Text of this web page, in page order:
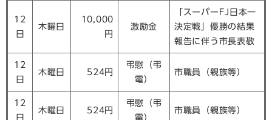
12
日
木曜日
10,000
円
激励金
「スーパーFJ日本一
決定戦」優勝の結果
報告に伴う市長表敬
12
日
木曜日 524円
弔慰（弔
電）
市職員（親族等）
12
日
木曜日 524円
弔慰（弔
電）
市職員（親族等）